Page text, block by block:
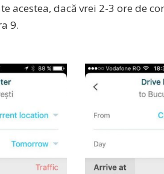
acestea, dacă vrei 2-3 ore de
9.